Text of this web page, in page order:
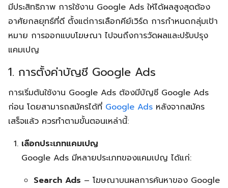
มีประสิทธิภาพ การใช้งาน Google Ads ให้ได้ผลสูงสุดต้อง
อาศัยกลยุทธ์ที่ดี ตั้งแต่การเลือกคีย์เวิร์ด การกำหนดกลุ่มเป้า
หมาย การออกแบบโฆษณา ไปจนถึงการวัดผลและปรับปรุง
แคมเปญ
1. การตั้งค่าบัญชี Google Ads
การเริ่มต้นใช้งาน Google Ads ต้องมีบัญชี Google Ads
ก่อน โดยสามารถสมัครได้ที่ Google Ads หลังจากสมัคร
เสร็จแล้ว ควรทำตามขั้นตอนเหล่านี้:
เลือกประเภทแคมเปญ
Google Ads มีหลายประเภทของแคมเปญ ได้แก่:
Search Ads – โฆษณาบนผลการค้นหาของ Google